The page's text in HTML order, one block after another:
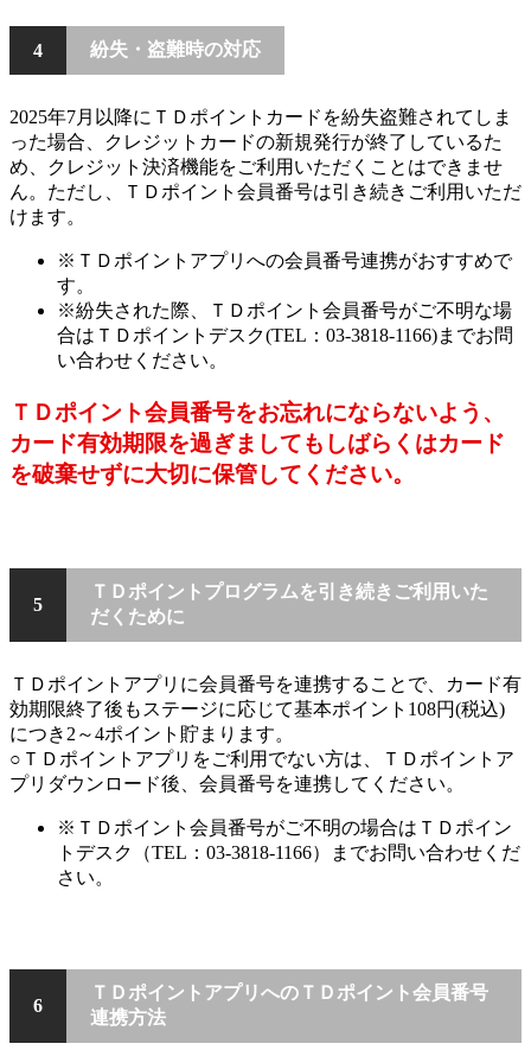
4 紛失・盗難時の対応
2025年7月以降にＴＤポイントカードを紛失盗難されてしま
った場合、クレジットカードの新規発行が終了しているた
め、クレジット決済機能をご利用いただくことはできませ
ん。ただし、ＴＤポイント会員番号は引き続きご利用いただ
けます。
※ＴＤポイントアプリへの会員番号連携がおすすめで
す。
※紛失された際、ＴＤポイント会員番号がご不明な場
合はＴＤポイントデスク(TEL：03-3818-1166)までお問
い合わせください。
ＴＤポイント会員番号をお忘れにならないよう、
カード有効期限を過ぎましてもしばらくはカード
を破棄せずに大切に保管してください。
5
ＴＤポイントプログラムを引き続きご利用いた
だくために
ＴＤポイントアプリに会員番号を連携することで、カード有
効期限終了後もステージに応じて基本ポイント108円(税込)
につき2～4ポイント貯まります。
○ＴＤポイントアプリをご利用でない方は、ＴＤポイントア
プリダウンロード後、会員番号を連携してください。
※ＴＤポイント会員番号がご不明の場合はＴＤポイン
トデスク（TEL：03-3818-1166）までお問い合わせくだ
さい。
6
ＴＤポイントアプリへのＴＤポイント会員番号
連携方法